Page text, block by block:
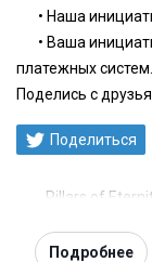
⠀⠀• Наша
⠀⠀• Ваша
платежных
Поделись с
Поделиться
Pillars of
Подробнее